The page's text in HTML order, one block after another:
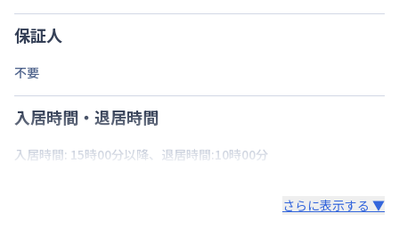
保証人
不要
入居時間・退居時間
入居時間: 15時00分以降、退居時間:10時00分
さらに表示する ▼